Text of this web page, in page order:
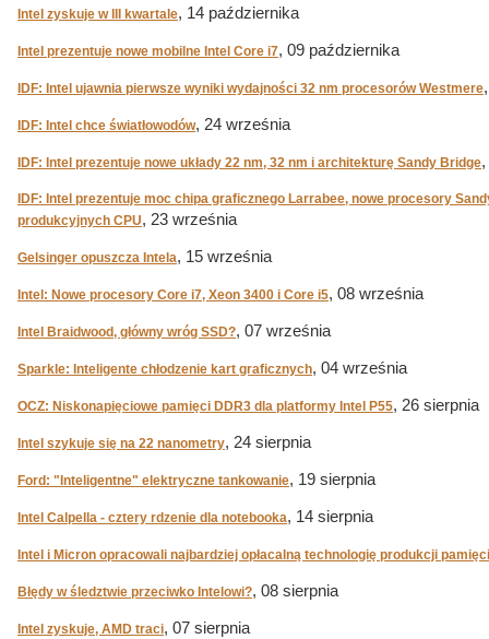
Intel zyskuje w III kwartale, 14 października
Intel prezentuje nowe mobilne Intel Core i7, 09 października
IDF: Intel ujawnia pierwsze wyniki wydajności 32 nm procesorów Westmere
IDF: Intel chce światłowodów, 24 września
IDF: Intel prezentuje nowe układy 22 nm, 32 nm i architekturę Sandy Bridge
IDF: Intel prezentuje moc chipa graficznego Larrabee, nowe procesory
produkcyjnych CPU, 23 września
Gelsinger opuszcza Intela, 15 września
Intel: Nowe procesory Core i7, Xeon 3400 i Core i5, 08 września
Intel Braidwood, główny wróg SSD?, 07 września
Sparkle: Inteligente chłodzenie kart graficznych, 04 września
OCZ: Niskonapięciowe pamięci DDR3 dla platformy Intel P55, 26 sierpnia
Intel szykuje się na 22 nanometry, 24 sierpnia
Ford: "Inteligentne" elektryczne tankowanie, 19 sierpnia
Intel Calpella - cztery rdzenie dla notebooka, 14 sierpnia
Intel i Micron opracowali najbardziej opłacalną technologię produkcji
Błędy w śledztwie przeciwko Intelowi?, 08 sierpnia
Intel zyskuje, AMD traci, 07 sierpnia